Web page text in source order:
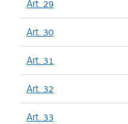
Art. 29
Art. 30
Art. 31
Art. 32
Art. 33